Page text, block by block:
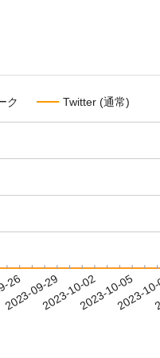
ク Twitter (通常)
26
2023-09-292023-10-022023-10-05
2023-